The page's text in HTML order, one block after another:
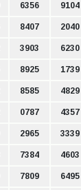
6356 9104
8407 2040
3903 6230
8925 1739
8585 4829
0787 4357
2965 3339
7384 4603
7809 6495